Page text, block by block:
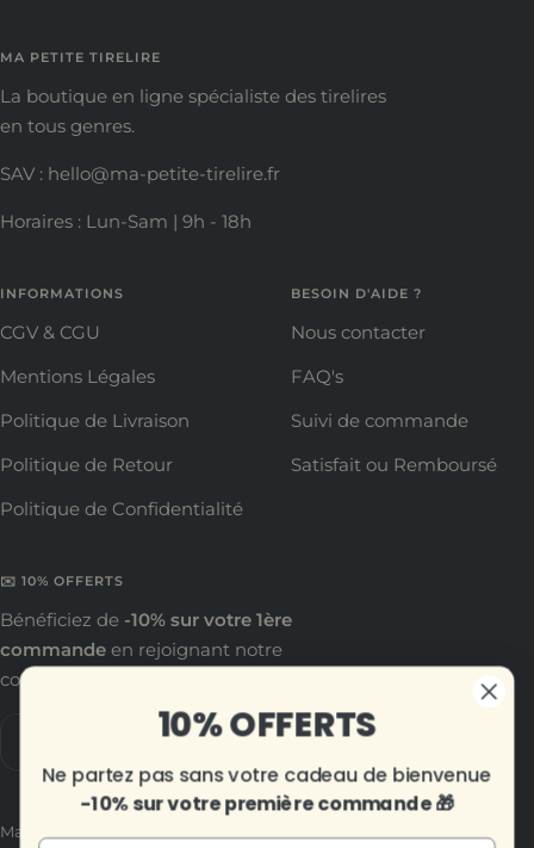
MA PETITE TIRELIRE
La boutique en ligne spécialiste des tirelires
en tous genres.
SAV : hello@ma-petite-tirelire.fr
Horaires : Lun-Sam | 9h - 18h
INFORMATIONS
CGV & CGU
Mentions Légales
Politique de Livraison
Politique de Retour
Politique de Confidentialité
BESOIN D'AIDE ?
Nous contacter
FAQ's
Suivi de commande
Satisfait ou Remboursé
✉️ 10% OFFERTS
Bénéficiez de -10% sur votre 1ère
commande en rejoignant notre
communauté !
Ma Petite Tirelire
10% OFFERTS
Ne partez pas sans votre cadeau de bienvenue
-10% sur votre première commande 🎁